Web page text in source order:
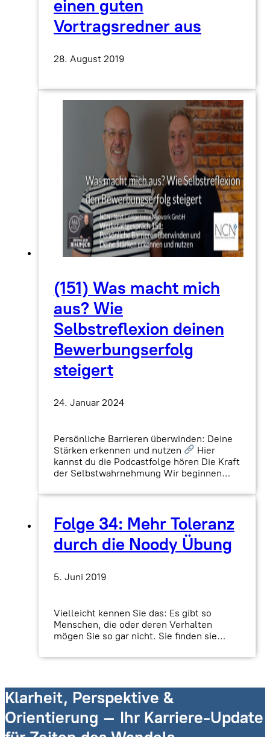
einen guten
Vortragsredner aus
28. August 2019
(151) Was macht mich
aus? Wie
Selbstreflexion deinen
Bewerbungserfolg
steigert
24. Januar 2024
Persönliche Barrieren überwinden: Deine
Stärken erkennen und nutzen
Hier
kannst du die Podcastfolge hören Die Kraft
der Selbstwahrnehmung Wir beginnen…
Folge 34: Mehr Toleranz
durch die Noody Übung
5. Juni 2019
Vielleicht kennen Sie das: Es gibt so
Menschen, die oder deren Verhalten
mögen Sie so gar nicht. Sie finden sie…
Klarheit, Perspektive &
Orientierung – Ihr Karriere-Update